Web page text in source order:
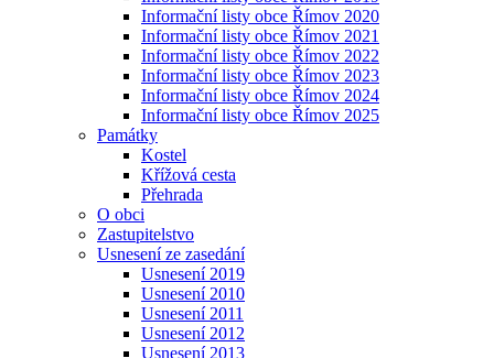
Informační listy obce Římov 2020
Informační listy obce Římov 2021
Informační listy obce Římov 2022
Informační listy obce Římov 2023
Informační listy obce Římov 2024
Informační listy obce Římov 2025
Památky
Kostel
Křížová cesta
Přehrada
O obci
Zastupitelstvo
Usnesení ze zasedání
Usnesení 2019
Usnesení 2010
Usnesení 2011
Usnesení 2012
Usnesení 2013